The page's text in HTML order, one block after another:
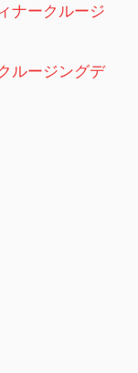
ナークルージ
ルージングデ